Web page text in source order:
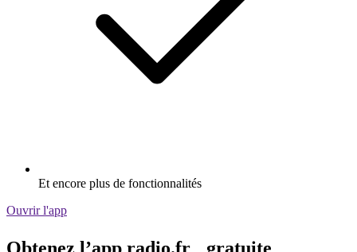
Et encore plus de fonctionnalités
Ouvrir l'app